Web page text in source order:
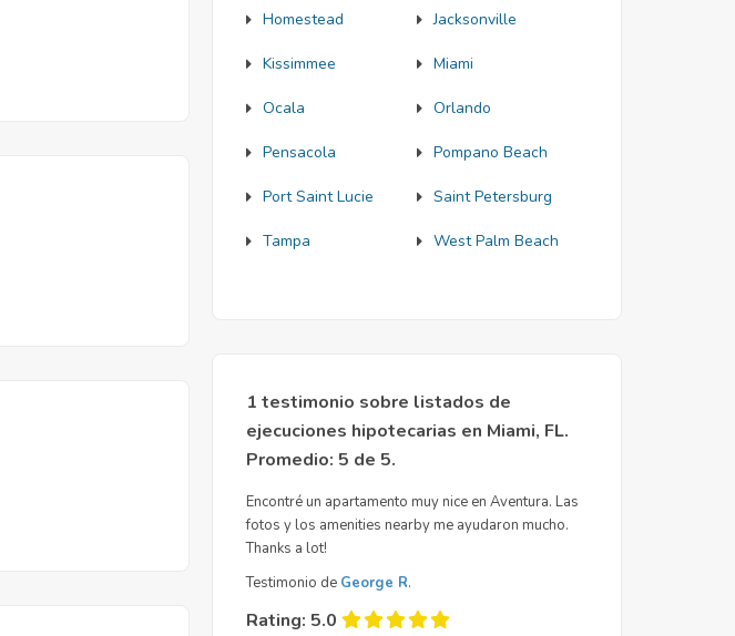
Homestead Jacksonville
Kissimmee Miami
Ocala Orlando
Pensacola Pompano Beach
Port Saint Lucie Saint Petersburg
Tampa West Palm Beach
1 testimonio sobre listados de
ejecuciones hipotecarias en Miami, FL.
Promedio: 5 de 5.
Encontré un apartamento muy nice en Aventura. Las
fotos y los amenities nearby me ayudaron mucho.
Thanks a lot!
Testimonio de George R.
Rating: 5.0